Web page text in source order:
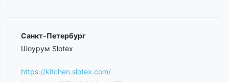
Санкт-Петербург
Шоурум Slotex
https://kitchen.slotex.com/